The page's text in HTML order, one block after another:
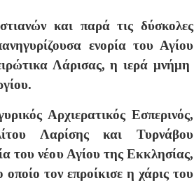
και παρά τις δύσκολες
ενορία του Αγίου
Λάρισας, η ιερά μνήμη
Αρχιερατικός Εσπερινός,
Λαρίσης και Τυρνάβου
του νέου Αγίου της Εκκλησίας,
τον επροίκισε η χάρις του